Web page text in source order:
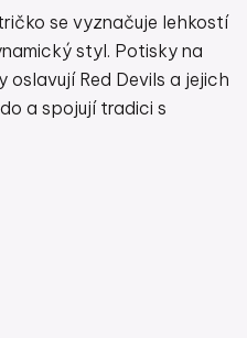
se vyznačuje lehkostí
styl. Potisky na
Red Devils a jejich
a spojují tradici s